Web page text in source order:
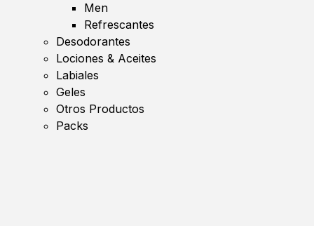
Men
Refrescantes
Desodorantes
Lociones & Aceites
Labiales
Geles
Otros Productos
Packs